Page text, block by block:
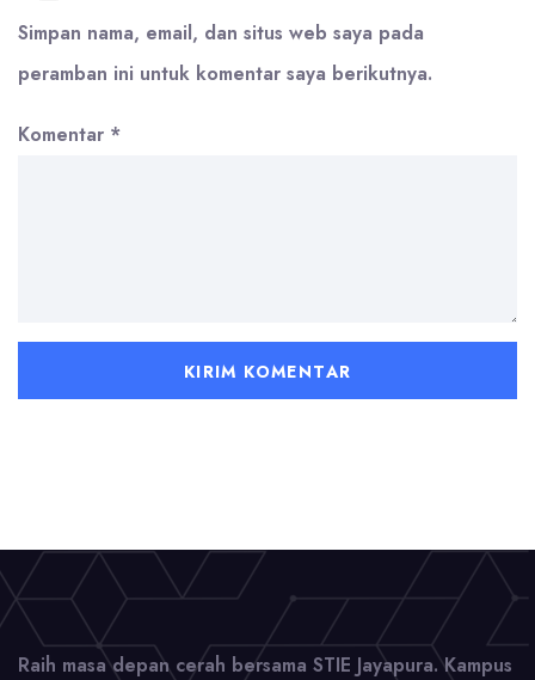
Simpan nama, email, dan situs web saya pada
peramban ini untuk komentar saya berikutnya.
Komentar *
Raih masa depan cerah bersama STIE Jayapura. Kampus